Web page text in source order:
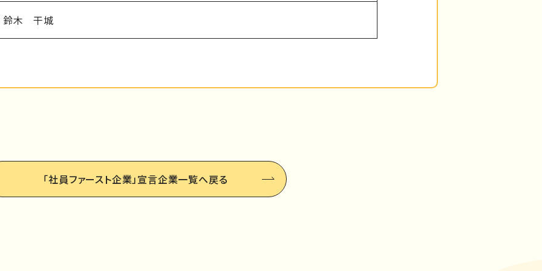
鈴木 干城
「社員ファースト企業」宣言企業一覧へ戻る